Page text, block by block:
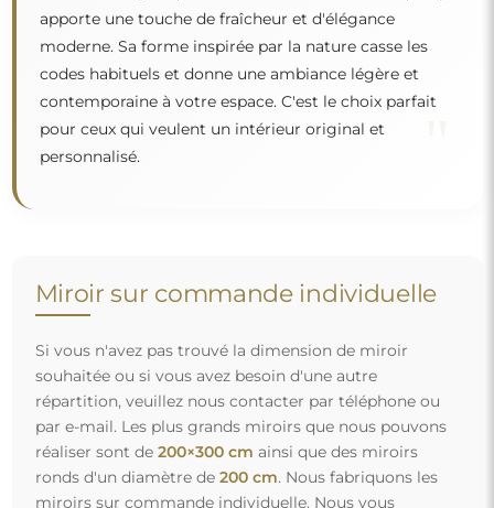
ronds d'un diamètre de 200 cm . Nous fabriquons les
miroirs sur commande individuelle. Nous vous
invitons à envoyer votre demande accompagnée du
Livraison gratuite et transport sécurisé
occupons de faire en sorte que le miroir que vous avez
commandé arrive en toute sécurité entre vos mains, et ce,
complètement gratuitement. Nous disposons de notre
propre flotte de véhicules et de personnel formé, c’est
pourquoi nous pouvons vous garantir que le miroir arrivera
en parfait état, sans frais supplémentaires. Même si vous
commandez un miroir de grande taille, vous pouvez